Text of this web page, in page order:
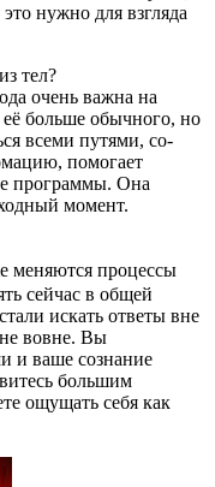
нужно для взгляда
тел?
очень важна на
больше обычного, но
всеми путями, со-
помогает
программы. Она
момент.
меняются процессы
сейчас в общей
искать ответы вне
вовне. Вы
и ваше сознание
большим
ощущать себя как